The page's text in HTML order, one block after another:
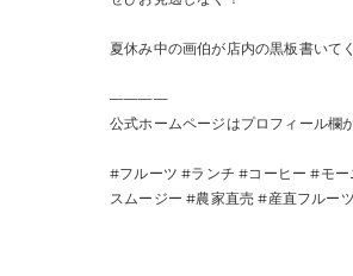
夏休み中の画伯が店内の黒板書いて
————
公式ホームページはプロフィール
#フルーツ #ランチ #コーヒー #モ
スムージー #農家直売 #産直フルー